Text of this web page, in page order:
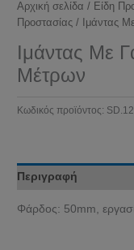
Αρχική σελίδα / Είδη
Προστασίας / Ιμάντας
Ιμάντας Με
Μέτρων
Κωδικός προϊόντος:
Περιγραφή
Φάρδος: 50mm,